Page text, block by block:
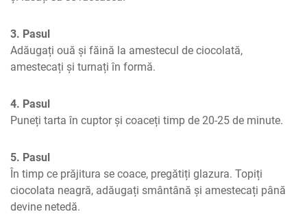
3. Pasul
Adăugați ouă și făină la amestecul de ciocolată,
amestecați și turnați în formă.
4. Pasul
Puneți tarta în cuptor și coaceți timp de 20-25 de minute.
5. Pasul
În timp ce prăjitura se coace, pregătiți glazura. Topiți
ciocolata neagră, adăugați smântână și amestecați până
devine netedă.